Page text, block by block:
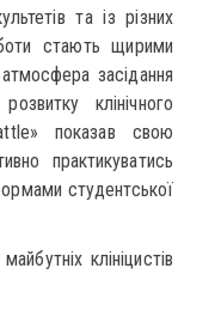
та із різних
стають щирими
засідання
клінічного
показав свою
практикуватись
студентської
клініцистів